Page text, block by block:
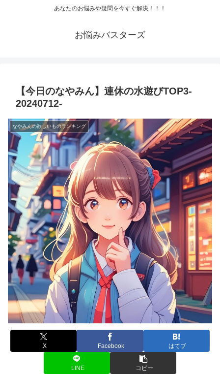
あなたのお悩みや疑問を今すぐ解決！！！
お悩みバスターズ
【今日のなやみん】連休の水遊びTOP3-
20240712-
なやみんの欲しいものランキング
X Facebook はてブ
LINE コピー